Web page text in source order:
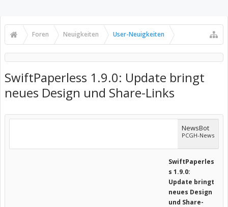
Foren Neuigkeiten User-Neuigkeiten
SwiftPaperless 1.9.0: Update bringt
neues Design und Share-Links
NewsBot
PCGH-News
SwiftPaperles
s 1.9.0:
Update bringt
neues Design
und Share-